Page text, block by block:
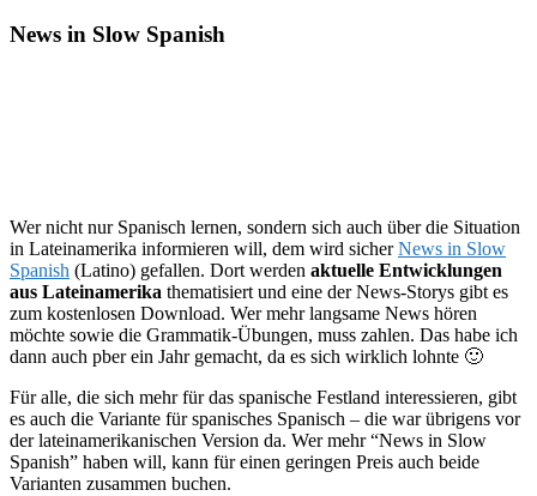
News in Slow Spanish
Wer nicht nur Spanisch lernen, sondern sich auch über die Situation
in Lateinamerika informieren will, dem wird sicherNews in Slow
Spanish (Latino) gefallen. Dort werden aktuelle Entwicklungen
aus Lateinamerika thematisiert und eine der News-Storys gibt es
zum kostenlosen Download. Wer mehr langsame News hören
möchte sowie die Grammatik-Übungen, muss zahlen. Das habe ich
dann auch pber ein Jahr gemacht, da es sich wirklich lohnte 🙂
Für alle, die sich mehr für das spanische Festland interessieren, gibt
es auch die Variante für spanisches Spanisch – die war übrigens vor
der lateinamerikanischen Version da. Wer mehr “News in Slow
Spanish” haben will, kann für einen geringen Preis auch beide
Varianten zusammen buchen.